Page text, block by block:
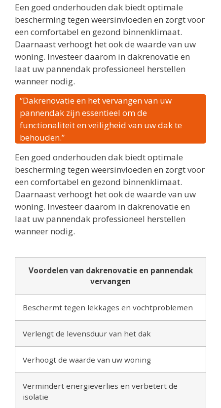
Een goed onderhouden dak biedt optimale
bescherming tegen weersinvloeden en zorgt voor
een comfortabel en gezond binnenklimaat.
Daarnaast verhoogt het ook de waarde van uw
woning. Investeer daarom in dakrenovatie en
laat uw pannendak professioneel herstellen
wanneer nodig.
“Dakrenovatie en het vervangen van uw
pannendak zijn essentieel om de
functionaliteit en veiligheid van uw dak te
behouden.”
Een goed onderhouden dak biedt optimale
bescherming tegen weersinvloeden en zorgt voor
een comfortabel en gezond binnenklimaat.
Daarnaast verhoogt het ook de waarde van uw
woning. Investeer daarom in dakrenovatie en
laat uw pannendak professioneel herstellen
wanneer nodig.
Voordelen van dakrenovatie en pannendak
vervangen
Beschermt tegen lekkages en vochtproblemen
Verlengt de levensduur van het dak
Verhoogt de waarde van uw woning
Vermindert energieverlies en verbetert de
isolatie